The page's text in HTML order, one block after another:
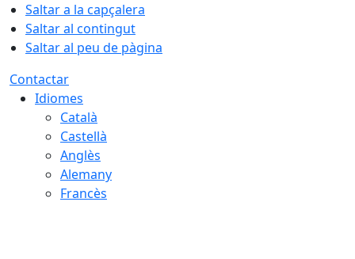
Saltar a la capçalera
Saltar al contingut
Saltar al peu de pàgina
Contactar
Idiomes
Català
Castellà
Anglès
Alemany
Francès